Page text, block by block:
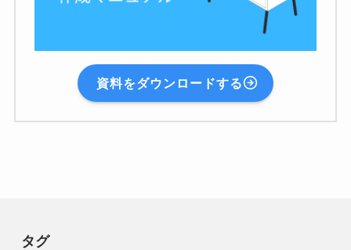
資料をダウンロードする
タグ